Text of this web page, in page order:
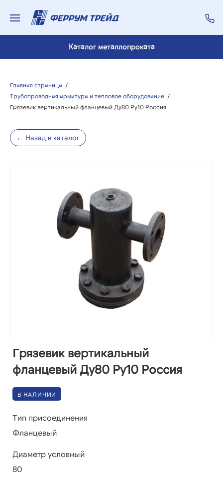
Каталог металлопроката
Главная страница /
Трубопроводная арматура и тепловое оборудование /
Грязевик вертикальный фланцевый Ду80 Ру10 Россия
← Назад в каталог
Грязевик вертикальный
фланцевый Ду80 Ру10 Россия
В НАЛИЧИИ
Тип присоединения
Фланцевый
Диаметр условный
80